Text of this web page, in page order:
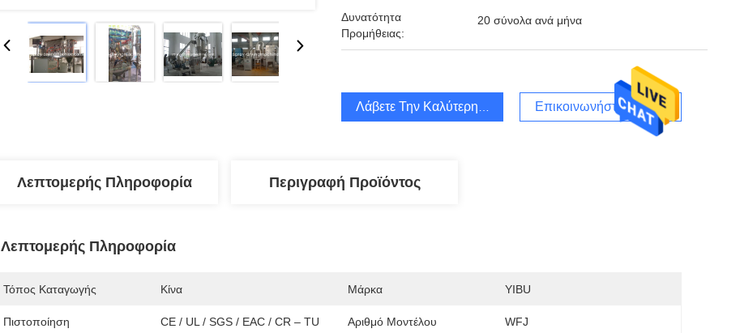
Δυνατότητα
Προμήθειας:
20 σύνολα ανά μήνα
Λάβετε Την Καλύτερη Τιμή Επικοινωνήστε Μαζί Μας
Λεπτομερής Πληροφορία Περιγραφή Προϊόντος
Λεπτομερής Πληροφορία
Τόπος Καταγωγής Κίνα Μάρκα YIBU
Πιστοποίηση CE / UL / SGS / EAC / CR – TU Αριθμό Μοντέλου WFJ